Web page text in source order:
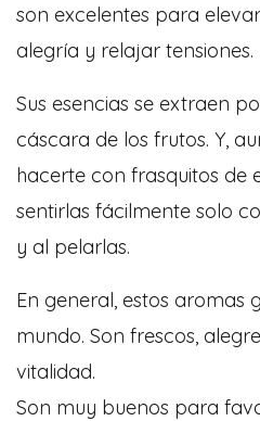
son excelentes para
alegría y relajar tensiones.
Sus esencias se extraen
cáscara de los frutos. Y,
hacerte con frasquitos de
sentirlas fácilmente solo
y al pelarlas.
En general, estos aromas
mundo. Son frescos,
vitalidad.
Son muy buenos para